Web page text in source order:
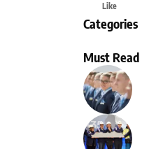
Like
Categories
Must Read